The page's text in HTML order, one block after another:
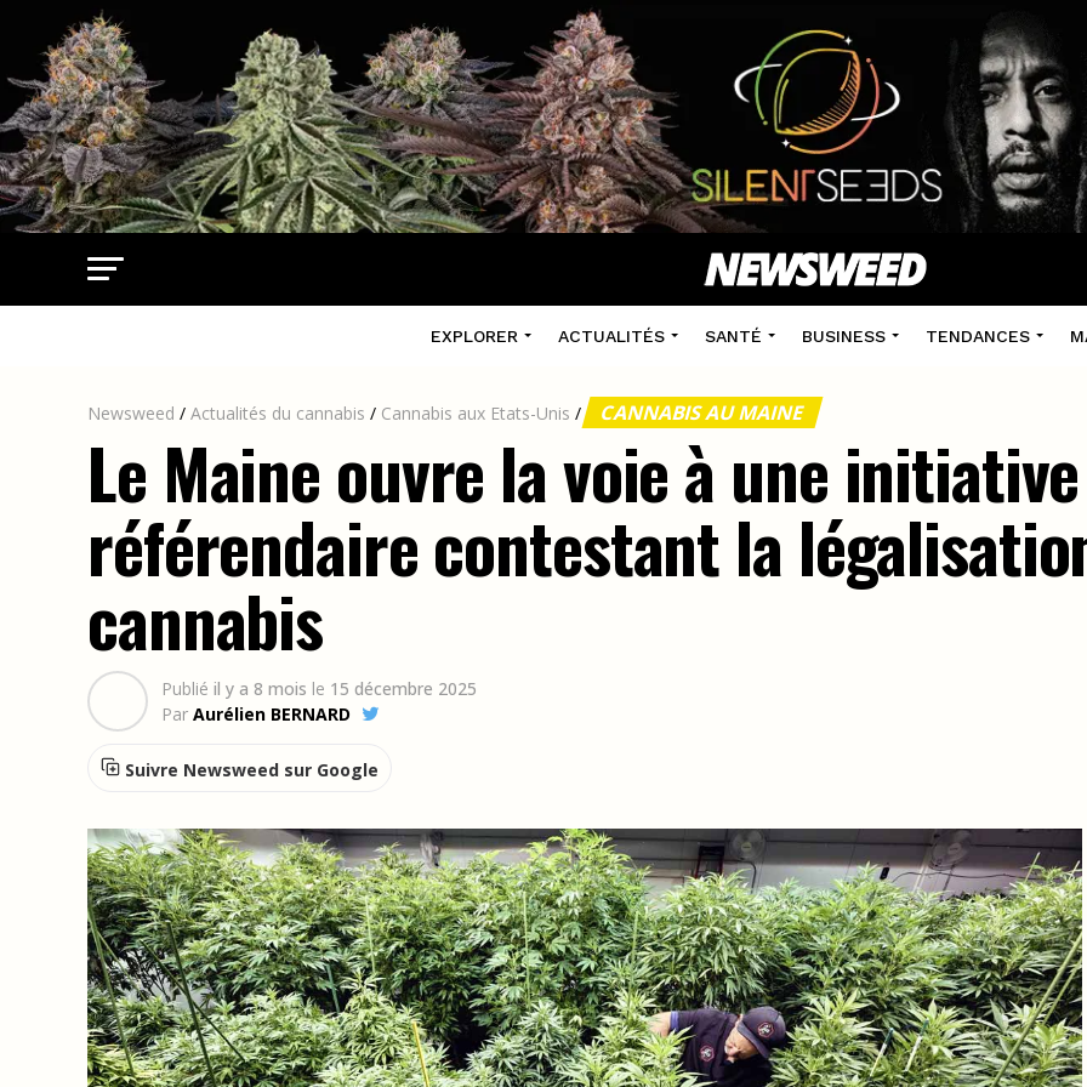
EXPLORER ACTUALITÉS SANTÉ BUSINESS TENDANCES
Newsweed / Actualités du cannabis / Cannabis aux Etats-Unis / CANNABIS AU MAINE
Le Maine ouvre la voie à une initiative
référendaire contestant la
cannabis
Publié il y a 8 mois le 15 décembre 2025
Par Aurélien BERNARD
Suivre Newsweed sur Google